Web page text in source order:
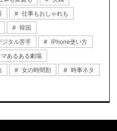
仕事もおしゃれも
韓国
ジタル苦手
iPhone使い方
あるある劇場
女の時間割
時事ネタ